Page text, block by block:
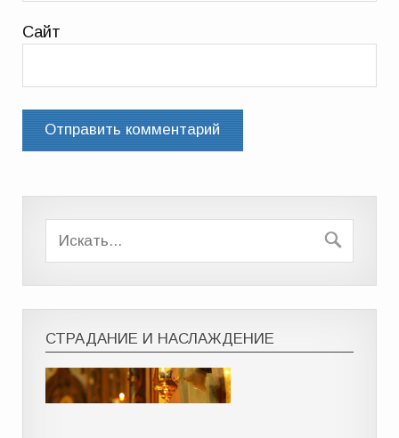
Сайт
СТРАДАНИЕ И НАСЛАЖДЕНИЕ